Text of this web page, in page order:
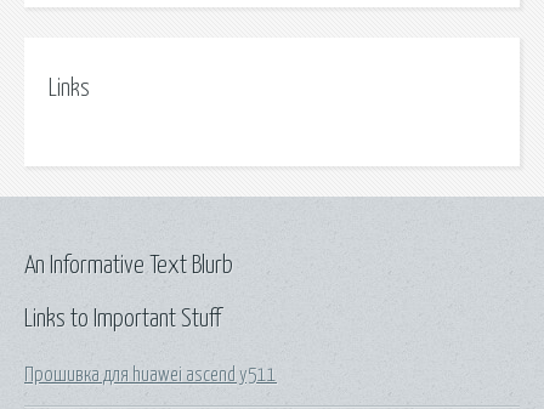
Links
Links to Important Stuff
Прошивка для huawei ascend y511
An Informative Text Blurb